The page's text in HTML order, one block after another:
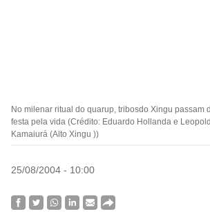
No milenar ritual do quarup, tribosdo Xingu passam
festa pela vida (Crédito: Eduardo Hollanda e
Kamaiurá (Alto Xingu ))
25/08/2004 - 10:00